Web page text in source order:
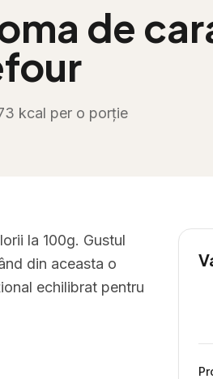
de
kcal per o porție
la 100g. Gustul
din aceasta o
echilibrat pentru